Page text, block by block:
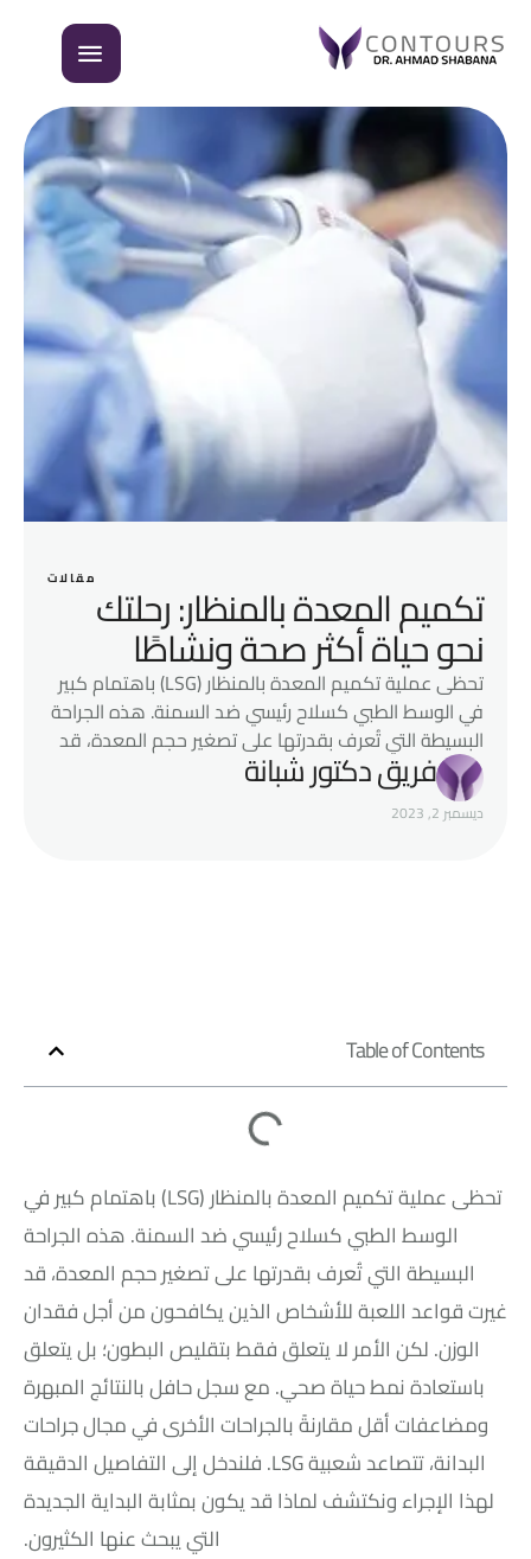
مقالاتتكميم المعدة بالمنظار: رحلتك
نحو حياة أكثر صحة ونشاطًا
تحظى عملية تكميم المعدة بالمنظار (LSG) باهتمام كبير
في الوسط الطبي كسلاح رئيسي ضد السمنة. هذه الجراحة
البسيطة التي تُعرف بقدرتها على تصغير حجم المعدة، قد
غيرت قواعد اللعبة للأشخاص الذين يكافحون من أجل
فقدان الوزن. لكن الأمر لا يتعلق فقط بتقليص البطون؛ بل
يتعلق باستعادة نمط حياة صحي. مع سجل حافل بالنتائج
فريق دكتور شبانة
ديسمبر 2, 2023
Table of Contents
تحظى عملية تكميم المعدة بالمنظار (LSG) باهتمام كبير في
الوسط الطبي كسلاح رئيسي ضد السمنة. هذه الجراحة
البسيطة التي تُعرف بقدرتها على تصغير حجم المعدة، قد
غيرت قواعد اللعبة للأشخاص الذين يكافحون من أجل فقدان
الوزن. لكن الأمر لا يتعلق فقط بتقليص البطون؛ بل يتعلق
باستعادة نمط حياة صحي. مع سجل حافل بالنتائج المبهرة
ومضاعفات أقل مقارنةً بالجراحات الأخرى في مجال جراحات
البدانة، تتصاعد شعبية LSG. فلندخل إلى التفاصيل الدقيقة
لهذا الإجراء ونكتشف لماذا قد يكون بمثابة البداية الجديدة
التي يبحث عنها الكثيرون.